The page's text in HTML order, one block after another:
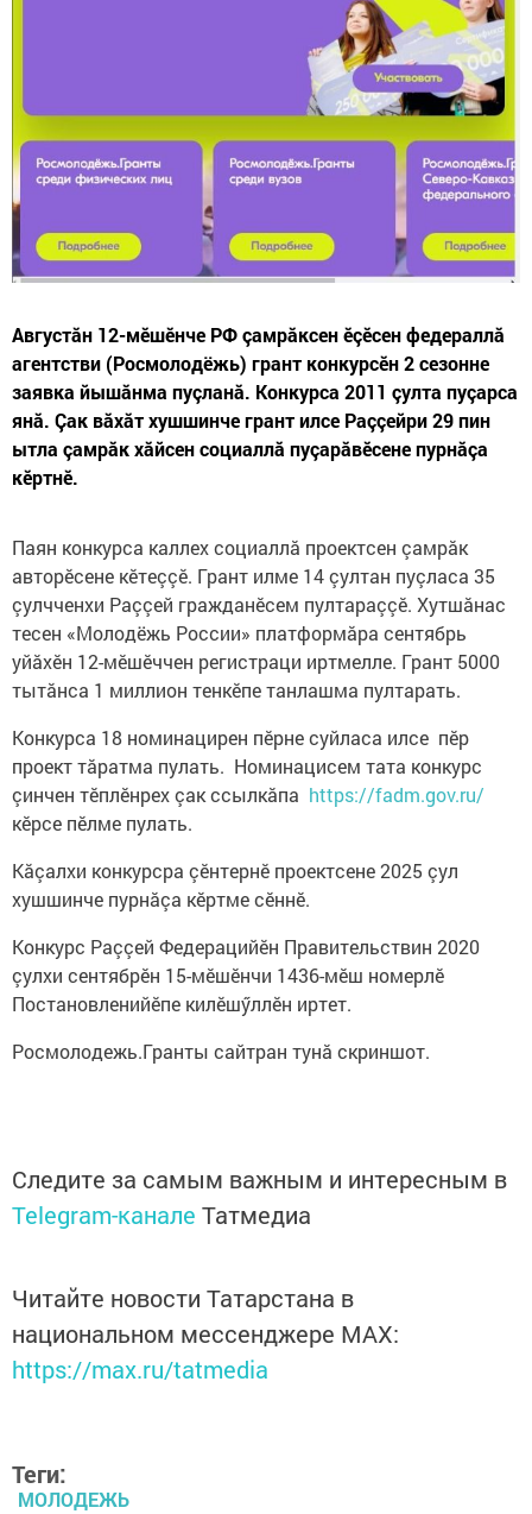
Августӑн 12-мӗшӗнче РФ çамрăксен ӗçӗсен федераллă
агентстви (Росмолодёжь) грант конкурсӗн 2 сезонне
заявка йышӑнма пуçланă. Конкурса 2011 çулта пуçарса
янă. Çак вăхăт хушшинче грант илсе Раççейри 29 пин
ытла çамрӑк хӑйсен социаллӑ пуçарӑвӗсене пурнӑçа
кӗртнӗ.
Паян конкурса каллех социаллӑ проектсен çамрӑк
авторӗсене кӗтеççӗ. Грант илме 14 çултан пуçласа 35
çулчченхи Раççей гражданӗсем пултараççӗ. Хутшӑнас
тесен «Молодёжь России» платформӑра сентябрь
уйăхӗн 12-мӗшӗччен регистраци иртмелле. Грант 5000
тытăнса 1 миллион тенкӗпе танлашма пултарать.
Конкурса 18 номинацирен пӗрне суйласа илсе пӗр
проект тӑратма пулать. Номинацисем тата конкурс
çинчен тӗплӗнрех çак ссылкăпа https://fadm.gov.ru/
кӗрсе пӗлме пулать.
Кӑçалхи конкурсра çӗнтернӗ проектсене 2025 çул
хушшинче пурнăçа кӗртме сӗннӗ.
Конкурс Раççей Федерацийӗн Правительствин 2020
çулхи сентябрӗн 15-мӗшӗнчи 1436-мӗш номерлӗ
Постановленийӗпе килӗшӳллӗн иртет.
Росмолодежь.Гранты сайтран тунă скриншот.
Следите за самым важным и интересным в
Telegram-канале Татмедиа
Читайте новости Татарстана в
национальном мессенджере MАХ:
https://max.ru/tatmedia
Теги:
МОЛОДЕЖЬ